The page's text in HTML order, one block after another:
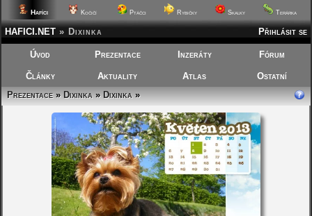
Hafíci Kočičí Ptáčci Rybičky Skalky Terárka
Přihlásit se
HAFICI.NET » Dixinka
Úvod Prezentace Inzeráty Fórum
Články Aktuality Atlas
Ostatní
Prezentace»Dixinka»Dixinka»